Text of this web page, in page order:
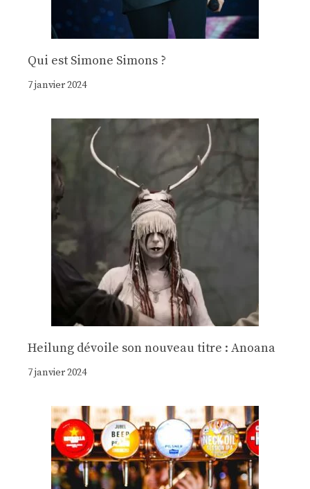
Qui est Simone Simons ?
7 janvier 2024
Heilung dévoile son nouveau titre : Anoana
7 janvier 2024